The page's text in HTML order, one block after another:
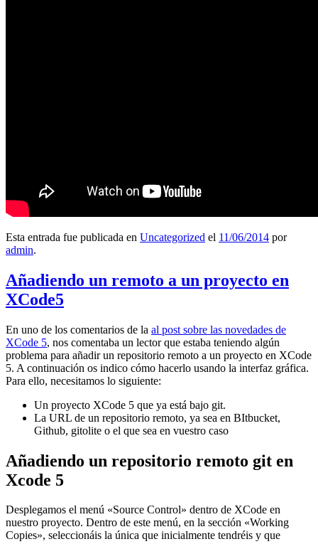
Esta entrada fue publicada en Uncategorized el 11/06/2014 por
admin.
Añadiendo un remoto a un proyecto en
XCode5
En uno de los comentarios de la al post sobre las novedades de
XCode 5, nos comentaba un lector que estaba teniendo algún
problema para añadir un repositorio remoto a un proyecto en XCode
5. A continuación os indico cómo hacerlo usando la interfaz gráfica.
Para ello, necesitamos lo siguiente:
Un proyecto XCode 5 que ya está bajo git.
La URL de un repositorio remoto, ya sea en BItbucket,
Github, gitolite o el que sea en vuestro caso
Añadiendo un repositorio remoto git en
Xcode 5
Desplegamos el menú «Source Control» dentro de XCode en
nuestro proyecto. Dentro de este menú, en la sección «Working
Copies», seleccionáis la única que inicialmente tendréis y que